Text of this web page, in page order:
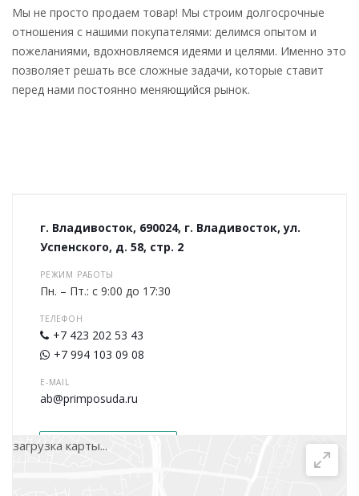
Мы не просто продаем товар! Мы строим долгосрочные
отношения с нашими покупателями: делимся опытом и
пожеланиями, вдохновляемся идеями и целями. Именно это
позволяет решать все сложные задачи, которые ставит
перед нами постоянно меняющийся рынок.
г. Владивосток, 690024, г. Владивосток, ул.
Успенского, д. 58, стр. 2
РЕЖИМ РАБОТЫ
Пн. – Пт.: с 9:00 до 17:30
ТЕЛЕФОН
+7 423 202 53 43
+7 994 103 09 08
E-MAIL
ab@primposuda.ru
Написать сообщение
загрузка карты...